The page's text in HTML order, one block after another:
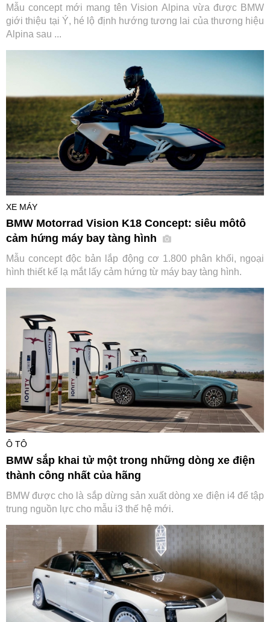
Mẫu concept mới mang tên Vision Alpina vừa được BMW
giới thiệu tại Ý, hé lộ định hướng tương lai của thương hiệu
Alpina sau ...
XE MÁY
BMW Motorrad Vision K18 Concept: siêu môtô
cảm hứng máy bay tàng hình
Mẫu concept độc bản lắp động cơ 1.800 phân khối, ngoại
hình thiết kế lạ mắt lấy cảm hứng từ máy bay tàng hình.
Ô TÔ
BMW sắp khai tử một trong những dòng xe điện
thành công nhất của hãng
BMW được cho là sắp dừng sản xuất dòng xe điện i4 để tập
trung nguồn lực cho mẫu i3 thế hệ mới.